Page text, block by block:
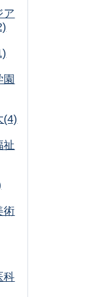
ア
園
(4)
祉
術
科